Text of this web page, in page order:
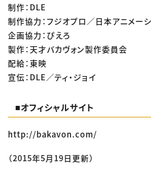
制作：DLE
制作協力：フジオプロ／日本アニメー
企画協力：ぴえろ
製作：天才バカヴォン製作委員会
配給：東映
宣伝：DLE／ティ・ジョイ
■オフィシャルサイト
http://bakavon.com/
（2015年5月19日更新）